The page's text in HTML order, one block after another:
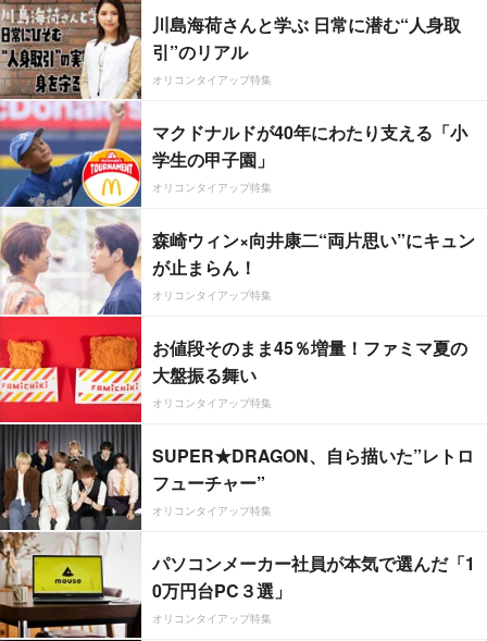
川島海荷さんと学ぶ 日常に潜む“人身取
引”のリアル
オリコンタイアップ特集
マクドナルドが40年にわたり支える「小
学生の甲子園」
オリコンタイアップ特集
森崎ウィン×向井康二“両片思い”にキュン
が止まらん！
オリコンタイアップ特集
お値段そのまま45％増量！ファミマ夏の
大盤振る舞い
オリコンタイアップ特集
SUPER★DRAGON、自ら描いた”レトロ
フューチャー”
オリコンタイアップ特集
パソコンメーカー社員が本気で選んだ「1
0万円台PC３選」
オリコンタイアップ特集